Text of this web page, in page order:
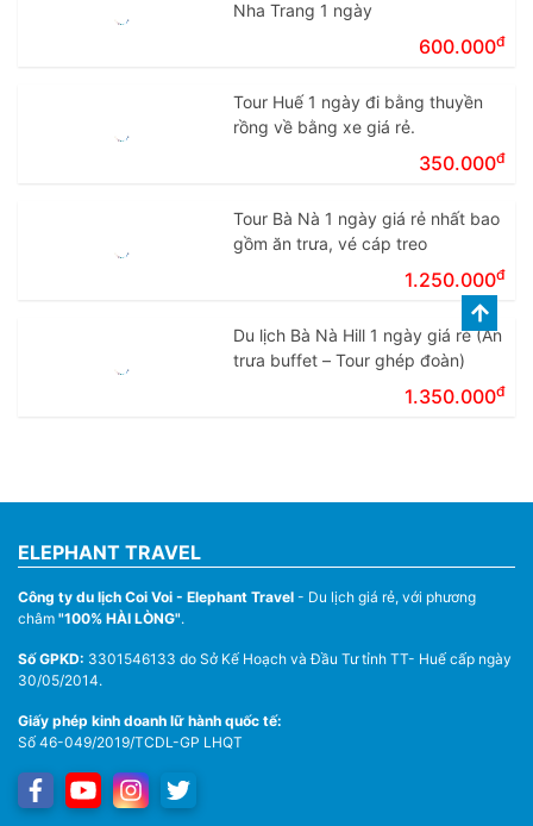
Nha Trang 1 ngày
600.000đ
Tour Huế 1 ngày đi bằng thuyền
rồng về bằng xe giá rẻ.
350.000đ
Tour Bà Nà 1 ngày giá rẻ nhất bao
gồm ăn trưa, vé cáp treo
1.250.000đ
Du lịch Bà Nà Hill 1 ngày giá rẻ (Ăn
trưa buffet – Tour ghép đoàn)
1.350.000đ
ELEPHANT TRAVEL
Công ty du lịch Coi Voi - Elephant Travel - Du lịch giá rẻ, với phương
châm "100% HÀI LÒNG".
Số GPKD: 3301546133 do Sở Kế Hoạch và Đầu Tư tỉnh TT- Huế cấp ngày
30/05/2014.
Giấy phép kinh doanh lữ hành quốc tế:
Số 46-049/2019/TCDL-GP LHQT